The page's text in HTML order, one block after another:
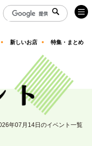
新しいお店 特集・まとめ
年07月14日のイベント一覧